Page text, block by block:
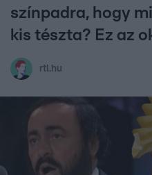
színpadra, hogy
kis tészta? Ez az
rtl.hu